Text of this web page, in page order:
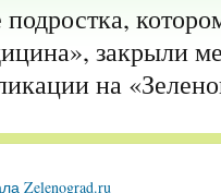
закрыли
на
Zelenograd.ru